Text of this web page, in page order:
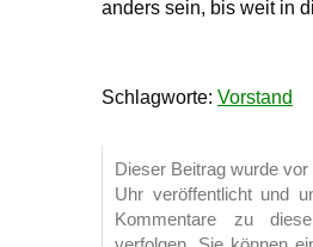
anders sein, bis weit in
Schlagworte: Vorstand
Dieser Beitrag wurde
Uhr veröffentlicht und
Kommentare zu